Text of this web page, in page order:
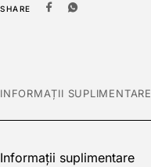
SHARE
INFORMAȚII SUPLIMENTARE
Informații suplimentare